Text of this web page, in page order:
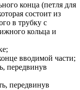
конца (петля для
состоит из
в трубку с
кольца и
вводимой части;
передвинув
передвинув